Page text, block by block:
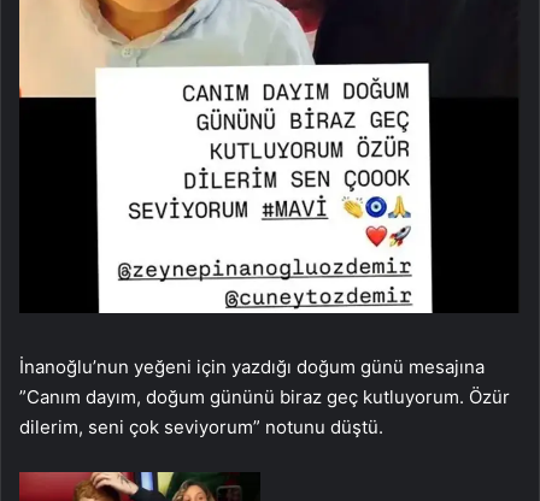
İnanoğlu’nun yeğeni için yazdığı doğum günü mesajına
”Canım dayım, doğum gününü biraz geç kutluyorum. Özür
dilerim, seni çok seviyorum” notunu düştü.